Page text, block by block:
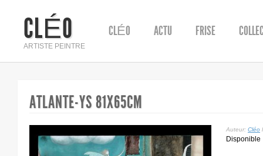
CLÉO
ARTISTE PEINTRE
CLÉO ACTU FRISE
ATLANTE-YS 81X65CM
Auteur: Cléo
Disponible